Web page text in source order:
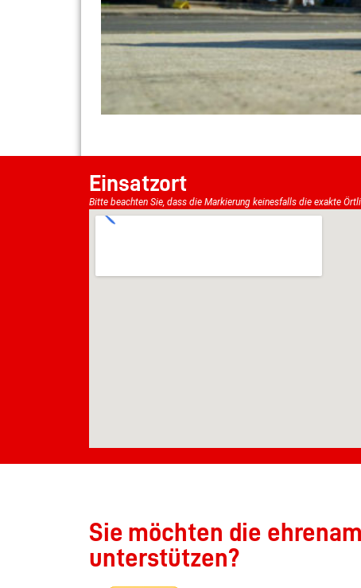
Einsatzort
Bitte beachten Sie, dass die Markierung keinesfalls die exakte
Sie möchten die
unterstützen?